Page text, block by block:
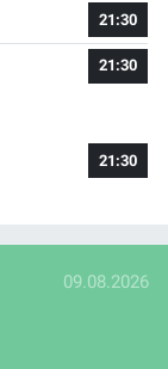
21:30
21:30
21:30
09.08.2026